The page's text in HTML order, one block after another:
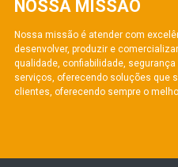
NOSSA MISSÃO
Nossa missão é atender com
desenvolver, produzir e
qualidade, confiabilidade,
serviços, oferecendo soluções que
clientes, oferecendo sempre o